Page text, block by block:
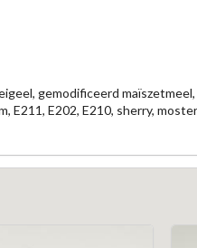
gemodificeerd
E211, E202, E210, sherry,